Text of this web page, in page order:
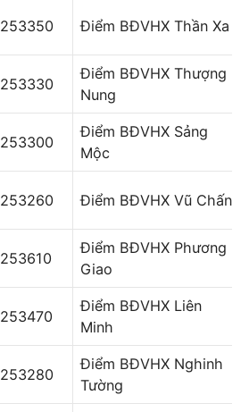
253350 Điểm BĐVHX Thần Xa
253330
Điểm BĐVHX Thượng
Nung
253300
Điểm BĐVHX Sảng
Mộc
253260 Điểm BĐVHX Vũ Chấn
253610
Điểm BĐVHX Phương
Giao
253470
Điểm BĐVHX Liên
Minh
253280
Điểm BĐVHX Nghinh
Tường